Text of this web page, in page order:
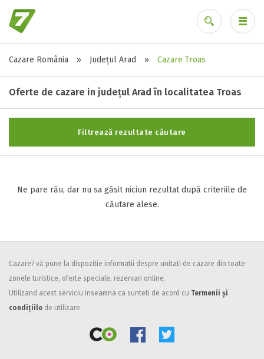
Cazare România » Județul Arad » Cazare Troas
Oferte de cazare in județul Arad în localitatea Troas
Filtrează rezultate căutare
Stele / margarete
Neclasificat
2 stele / margarete
3 stele / margarete
Facilități
Internet wireless
Ne pare rău, dar nu sa găsit niciun rezultat după criteriile de
căutare alese.
Cazare7 vă pune la dispozitie informatii despre unitati de cazare din toate
zonele turistice, oferte speciale, rezervari online.
Utilizand acest serviciu inseamna ca sunteti de acord cu Termenii și
condițiile de utilizare.